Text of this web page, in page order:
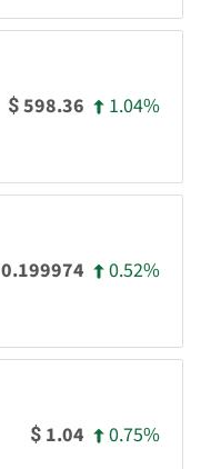
$598.36 1.04%
0.199974 0.52%
$ 1.04 0.75%